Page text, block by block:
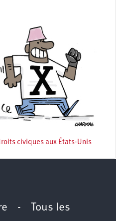
civiques aux États-Unis
-
Tous les